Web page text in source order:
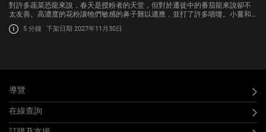
對許多蔬菜恐龍來說，春天是授粉者的天堂，但對於遷徙中的番茄龍來說卻不
太友善。高濃度的花粉讓牠們敏感的鼻子難以適應，並打了許多噴嚏。小薑和
豌豆暴龍寶寶們必須發揮內心的牛仔精神，協助那些四處彈跳的番茄龍穿越苔
原。
5 分鐘 下架日期 2027年11月30日
導覽
在線查詢